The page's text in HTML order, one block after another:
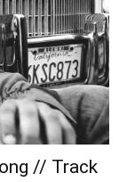
// Track